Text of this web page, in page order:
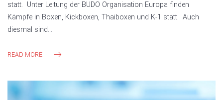
statt. Unter Leitung der BUDO Organisation Europa finden
Kämpfe in Boxen, Kickboxen, Thaiboxen und K-1 statt. Auch
diesmal sind…
READ MORE